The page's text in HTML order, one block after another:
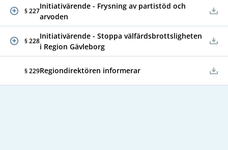
§ 227
Initiativärende - Frysning av partistöd och
arvoden
§ 228
Initiativärende - Stoppa välfärdsbrottsligheten
i Region Gävleborg
§ 229Regiondirektören informerar